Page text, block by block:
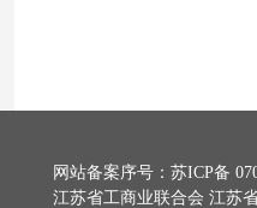
网站备案序号： 苏ICP备
江苏省工商业联合会 江苏